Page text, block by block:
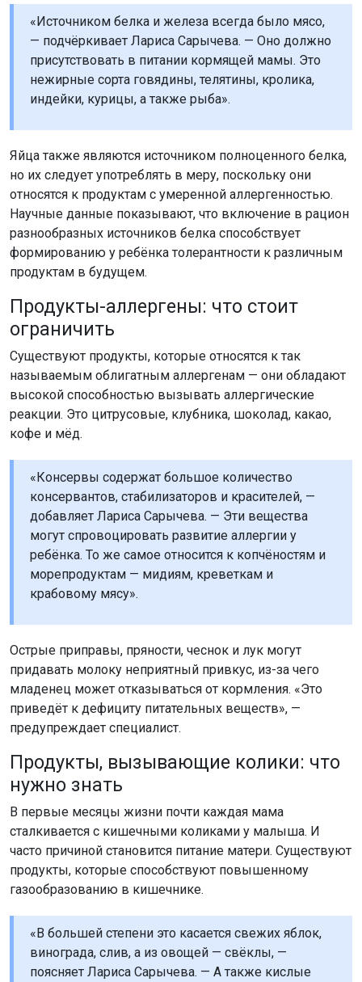
«Источником белка и железа всегда было мясо,
— подчёркивает Лариса Сарычева. — Оно должно
присутствовать в питании кормящей мамы. Это
нежирные сорта говядины, телятины, кролика,
индейки, курицы, а также рыба».
Яйца также являются источником полноценного белка,
но их следует употреблять в меру, поскольку они
относятся к продуктам с умеренной аллергенностью.
Научные данные показывают, что включение в рацион
разнообразных источников белка способствует
формированию у ребёнка толерантности к различным
продуктам в будущем.
Продукты-аллергены: что стоит
ограничить
Существуют продукты, которые относятся к так
называемым облигатным аллергенам — они обладают
высокой способностью вызывать аллергические
реакции. Это цитрусовые, клубника, шоколад, какао,
кофе и мёд.
«Консервы содержат большое количество
консервантов, стабилизаторов и красителей, —
добавляет Лариса Сарычева. — Эти вещества
могут спровоцировать развитие аллергии у
ребёнка. То же самое относится к копчёностям и
морепродуктам — мидиям, креветкам и
крабовому мясу».
Острые приправы, пряности, чеснок и лук могут
придавать молоку неприятный привкус, из-за чего
младенец может отказываться от кормления. «Это
приведёт к дефициту питательных веществ», —
предупреждает специалист.
Продукты, вызывающие колики: что
нужно знать
В первые месяцы жизни почти каждая мама
сталкивается с кишечными коликами у малыша. И
часто причиной становится питание матери. Существуют
продукты, которые способствуют повышенному
газообразованию в кишечнике.
«В большей степени это касается свежих яблок,
винограда, слив, а из овощей — свёклы, —
поясняет Лариса Сарычева. — А также кислые